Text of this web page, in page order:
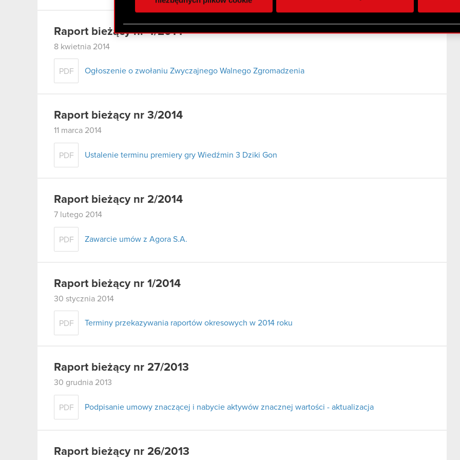
otrzymanymi od Ciebie lub uzyskanymi podczas korzystania z ich usług. Kontynuując
zgadasz się na używanie plików cookie.
Raport bieżący nr 4/2014
8 kwietnia 2014
PDF Ogłoszenie o zwołaniu Zwyczajnego Walnego Zgromadzenia
Raport bieżący nr 3/2014
11 marca 2014
PDF Ustalenie terminu premiery gry Wiedźmin 3 Dziki Gon
Raport bieżący nr 2/2014
7 lutego 2014
PDF Zawarcie umów z Agora S.A.
Raport bieżący nr 1/2014
30 stycznia 2014
PDF Terminy przekazywania raportów okresowych w 2014 roku
Raport bieżący nr 27/2013
30 grudnia 2013
PDF Podpisanie umowy znaczącej i nabycie aktywów znacznej wartości - aktualizacja
Raport bieżący nr 26/2013